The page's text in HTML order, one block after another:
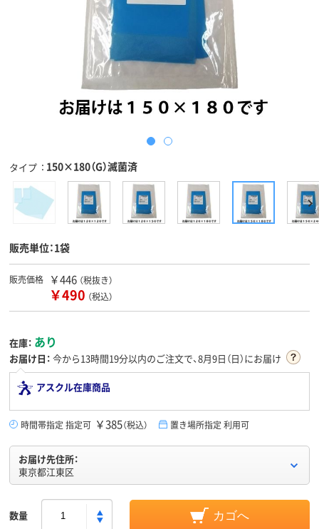
タイプ 150×180（G）滅菌済
販売単位：1袋
販売価格 ￥446 （税抜き）
￥490 （税込）
在庫： あり
お届け日： 今から13時間19分以内のご注文で、8月9日（日）にお届け
アスクル在庫商品
時間帯指定 指定可 ￥385（税込） 置き場所指定 利用可
お届け先住所：
東京都江東区
数量 カゴへ